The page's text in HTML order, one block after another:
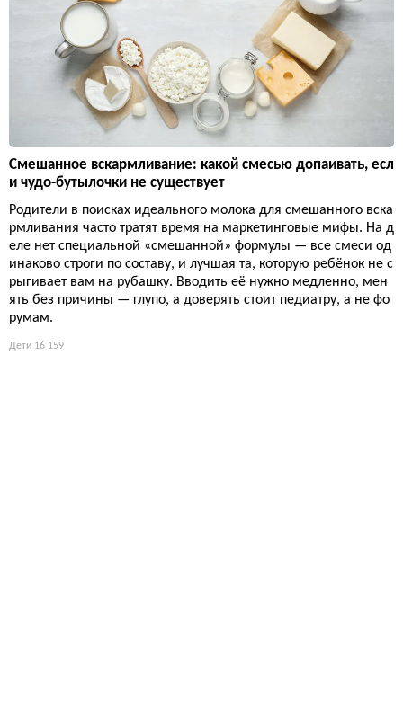
Смешанное вскармливание: какой смесью допаивать, есл
и чудо-бутылочки не существует
Родители в поисках идеального молока для смешанного вска
рмливания часто тратят время на маркетинговые мифы. На д
еле нет специальной «смешанной» формулы — все смеси од
инаково строги по составу, и лучшая та, которую ребёнок не с
рыгивает вам на рубашку. Вводить её нужно медленно, мен
ять без причины — глупо, а доверять стоит педиатру, а не фо
румам.
Дети 16 159